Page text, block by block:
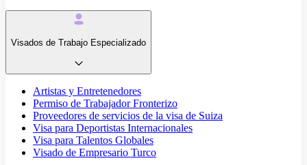
Visados de Trabajo Especializado
Artistas y Entretenedores
Permiso de Trabajador Fronterizo
Proveedores de servicios de la visa de Suiza
Visa para Deportistas Internacionales
Visa para Talentos Globales
Visado de Empresario Turco